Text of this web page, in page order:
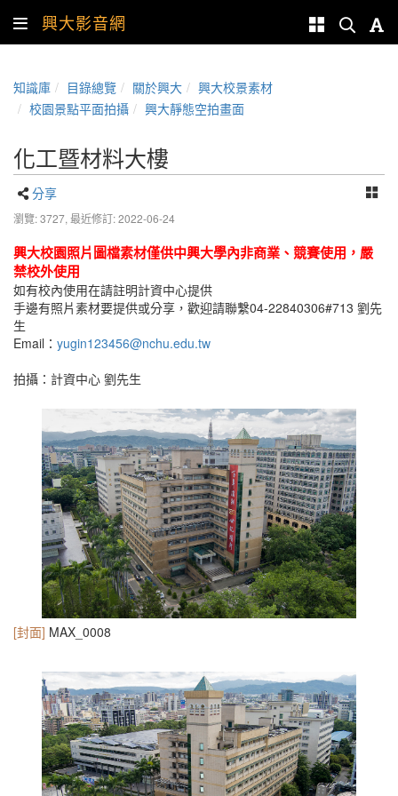
興大影音網
知識庫 目錄總覽 關於興大
興大校景素材
校園景點平面拍攝
興大靜態空拍畫面
化工暨材料大樓
分享
瀏覽: 3727, 最近修訂: 2022-06-24
興大校園照片圖檔素材僅供中興大學內非商業、競賽使用，嚴
禁校外使用
如有校內使用在請註明計資中心提供
手邊有照片素材要提供或分享，歡迎請聯繫04-22840306#713 劉先
生
Email： yugin123456@nchu.edu.tw
拍攝：計資中心 劉先生
[封面] MAX_0008